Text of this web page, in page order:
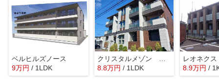
ベルヒルズノース
9万円 / 1LDK
8.8万円 / 1LDK 8.9万円 /